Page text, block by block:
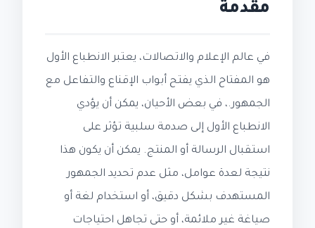
مقدمة
في عالم الإعلام والاتصالات، يعتبر الانطباع الأول
هو المفتاح الذي يفتح أبواب الإقناع والتفاعل مع
الجمهور.، في بعض الأحيان، يمكن أن يؤدي
الانطباع الأول إلى صدمة سلبية تؤثر على
استقبال الرسالة أو المنتج. يمكن أن يكون هذا
نتيجة لعدة عوامل، مثل عدم تحديد الجمهور
المستهدف بشكل دقيق، أو استخدام لغة أو
صياغة غير ملائمة، أو حتى تجاهل احتياجات